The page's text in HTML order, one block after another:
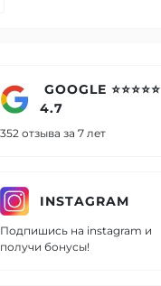
летняя
GOOGLE ⭐⭐⭐⭐⭐
4.7
352 отзыва за 7 лет
INSTAGRAM
Подпишись на instagram и
получи бонусы!